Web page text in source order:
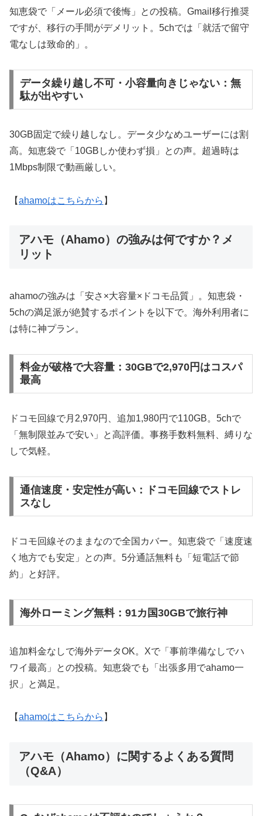
知恵袋で「メール必須で後悔」との投稿。Gmail移行推奨
ですが、移行の手間がデメリット。5chでは「就活で留守
電なしは致命的」。
データ繰り越し不可・小容量向きじゃない：無
駄が出やすい
30GB固定で繰り越しなし。データ少なめユーザーには割
高。知恵袋で「10GBしか使わず損」との声。超過時は
1Mbps制限で動画厳しい。
【ahamoはこちらから 】
アハモ（Ahamo）の強みは何ですか？メ
リット
ahamoの強みは「安さ×大容量×ドコモ品質」。知恵袋・
5chの満足派が絶賛するポイントを以下で。海外利用者に
は特に神プラン。
料金が破格で大容量：30GBで2,970円はコスパ
最高
ドコモ回線で月2,970円、追加1,980円で110GB。5chで
「無制限並みで安い」と高評価。事務手数料無料、縛りな
しで気軽。
通信速度・安定性が高い：ドコモ回線でストレ
スなし
ドコモ回線そのままなので全国カバー。知恵袋で「速度速
く地方でも安定」との声。5分通話無料も「短電話で節
約」と好評。
海外ローミング無料：91カ国30GBで旅行神
追加料金なしで海外データOK。Xで「事前準備なしでハ
ワイ最高」との投稿。知恵袋でも「出張多用でahamo一
択」と満足。
【ahamoはこちらから 】
アハモ（Ahamo）に関するよくある質問
（Q&A）